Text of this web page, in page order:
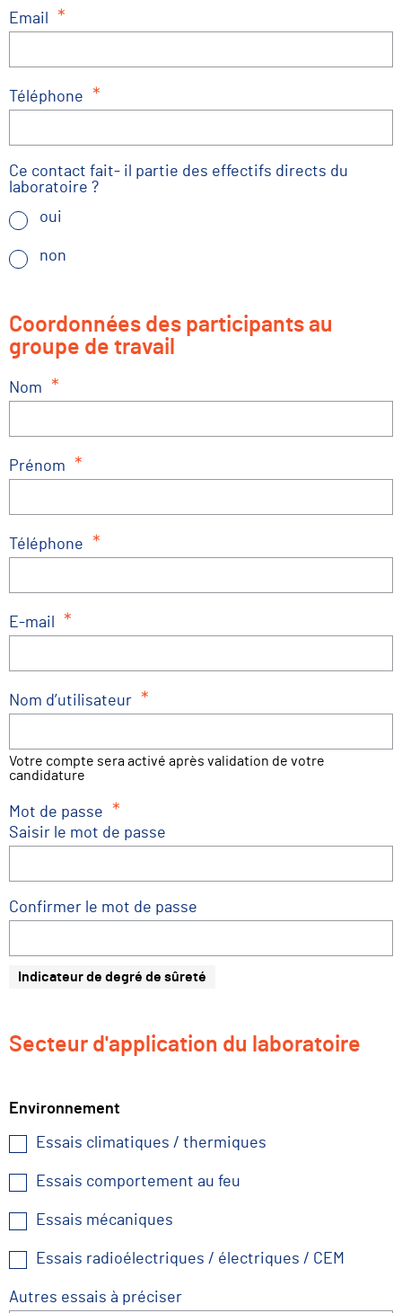
Email *
Téléphone *
Ce contact fait- il partie des effectifs directs du
laboratoire ?
oui
non
Coordonnées des participants au
groupe de travail
Nom *
Prénom *
Téléphone *
E-mail *
Nom d’utilisateur *
Votre compte sera activé après validation de votre
candidature
Mot de passe *
Saisir le mot de passe
Confirmer le mot de passe
Indicateur de degré de sûreté
Secteur d'application du laboratoire
Environnement
Essais climatiques / thermiques
Essais comportement au feu
Essais mécaniques
Essais radioélectriques / électriques / CEM
Autres essais à préciser